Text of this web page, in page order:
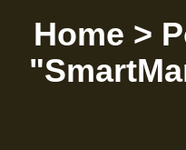
Home >